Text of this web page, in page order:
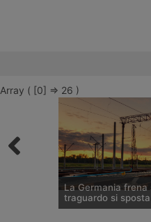
Array ( [0] => 26 )
La Germania frena
traguardo si